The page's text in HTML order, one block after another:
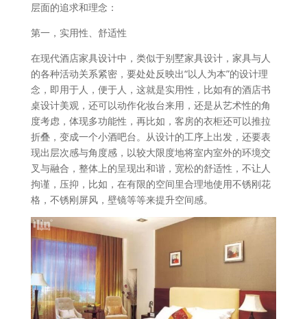
层面的追求和理念：
第一，实用性、舒适性
在现代酒店家具设计中，类似于别墅家具设计，家具与人
的各种活动关系紧密，要处处反映出“以人为本”的设计理
念，即用于人，便于人，这就是实用性，比如有的酒店书
桌设计美观，还可以动作化妆台来用，还是从艺术性的角
度考虑，体现多功能性，再比如，客房的衣柜还可以推拉
折叠，变成一个小酒吧台。从设计的工序上出发，还要表
现出层次感与角度感，以较大限度地将室内室外的环境交
叉与融合，整体上的呈现出和谐，宽松的舒适性，不让人
拘谨，压抑，比如，在有限的空间里合理地使用不锈刚花
格，不锈刚屏风，壁镜等等来提升空间感。